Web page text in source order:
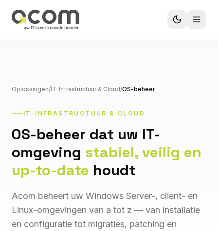
Oplossingen/IT-Infrastructuur & Cloud/OS-beheer
IT-INFRASTRUCTUUR & CLOUD
OS-beheer dat uw IT-
omgeving stabiel, veilig en
up-to-date houdt
Acom beheert uw Windows Server-, client- en
Linux-omgevingen van a tot z — van installatie
en configuratie tot migraties, patching en